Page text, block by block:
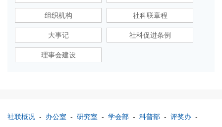
组织机构 社科联章程
大事记 社科促进条例
理事会建设
社联概况 - 办公室 - 研究室 - 学会部 - 科普部 - 评奖办 -